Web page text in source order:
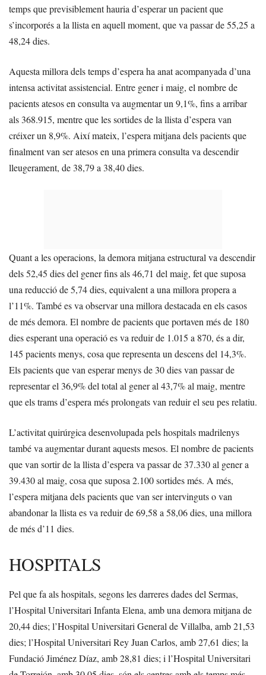
temps que previsiblement hauria d’esperar un pacient que
s’incorporés a la llista en aquell moment, que va passar de 55,25 a
48,24 dies.
Aquesta millora dels temps d’espera ha anat acompanyada d’una
intensa activitat assistencial. Entre gener i maig, el nombre de
pacients atesos en consulta va augmentar un 9,1%, fins a arribar
als 368.915, mentre que les sortides de la llista d’espera van
créixer un 8,9%. Així mateix, l’espera mitjana dels pacients que
finalment van ser atesos en una primera consulta va descendir
lleugerament, de 38,79 a 38,40 dies.
Quant a les operacions, la demora mitjana estructural va descendir
dels 52,45 dies del gener fins als 46,71 del maig, fet que suposa
una reducció de 5,74 dies, equivalent a una millora propera a
l’11%. També es va observar una millora destacada en els casos
de més demora. El nombre de pacients que portaven més de 180
dies esperant una operació es va reduir de 1.015 a 870, és a dir,
145 pacients menys, cosa que representa un descens del 14,3%.
Els pacients que van esperar menys de 30 dies van passar de
representar el 36,9% del total al gener al 43,7% al maig, mentre
que els trams d’espera més prolongats van reduir el seu pes relatiu.
L’activitat quirúrgica desenvolupada pels hospitals madrilenys
també va augmentar durant aquests mesos. El nombre de pacients
que van sortir de la llista d’espera va passar de 37.330 al gener a
39.430 al maig, cosa que suposa 2.100 sortides més. A més,
l’espera mitjana dels pacients que van ser intervinguts o van
abandonar la llista es va reduir de 69,58 a 58,06 dies, una millora
de més d’11 dies.
HOSPITALS
Pel que fa als hospitals, segons les darreres dades del Sermas,
l’Hospital Universitari Infanta Elena, amb una demora mitjana de
20,44 dies; l’Hospital Universitari General de Villalba, amb 21,53
dies; l’Hospital Universitari Rey Juan Carlos, amb 27,61 dies; la
Fundació Jiménez Díaz, amb 28,81 dies; i l’Hospital Universitari